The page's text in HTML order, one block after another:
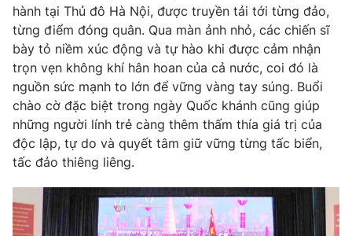
THỜI BÁO VTV
Theo dõi báo trên
Cơ quan chủ quản:Đài Truyền hình Việt Nam
Giấy phép hoạt động báo in và báo điện tử số 483/GP-BTTTT
cấp ngày 29/12/2023
hành tại Thủ đô Hà Nội, được truyền tải tới từng đảo,
từng điểm đóng quân. Qua màn ảnh nhỏ, các chiến sĩ
bày tỏ niềm xúc động và tự hào khi được cảm nhận
trọn vẹn không khí hân hoan của cả nước, coi đó là
nguồn sức mạnh to lớn để vững vàng tay súng. Buổi
chào cờ đặc biệt trong ngày Quốc khánh cũng giúp
những người lính trẻ càng thêm thấm thía giá trị của
độc lập, tự do và quyết tâm giữ vững từng tấc biển,
tấc đảo thiêng liêng.